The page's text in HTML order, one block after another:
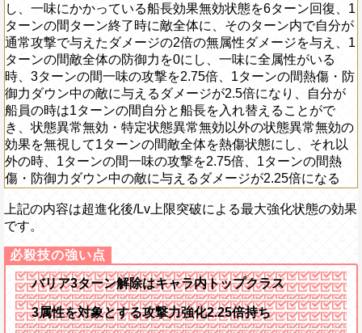
し、一味にかかっている船長効果無効状態を6ターン回復、1
ターンの間ターン終了時に敵全体に、そのターン内で自分が
通常攻撃で与えたダメージの2倍の無属性ダメージを与え、1
ターンの間敵全体の防御力を0にし、一味に全属性がいる
時、3ターンの間一味の攻撃を2.75倍、1ターンの間熱傷・防
御力ダウン中の敵に与えるダメージが2.5倍になり、自分が
船員の時は1ターンの間自分と船長を入れ替えることがで
き、状態異常無効・特定状態異常無効以外の状態異常無効の
効果を無視して1ターンの間敵全体を熱傷状態にし、それ以
外の時、1ターンの間一味の攻撃を2.75倍、1ターンの間熱
傷・防御力ダウン中の敵に与えるダメージが2.25倍になる
上記の内容は超進化後/Lv上限突破による最大強化状態の効果
です。
バリア3ターン解除はキャラ内トップクラス
3属性を対象とする攻撃力強化2.25倍持ち